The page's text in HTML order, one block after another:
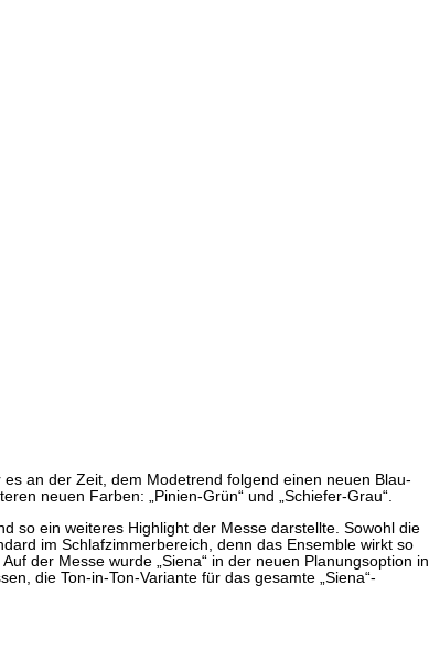
an der Zeit, dem Modetrend folgend einen neuen Blau-
neuen Farben: „Pinien-Grün“ und „Schiefer-Grau“.
so ein weiteres Highlight der Messe darstellte. Sowohl die
im Schlafzimmerbereich, denn das Ensemble wirkt so
der Messe wurde „Siena“ in der neuen Planungsoption in
die Ton-in-Ton-Variante für das gesamte „Siena“-